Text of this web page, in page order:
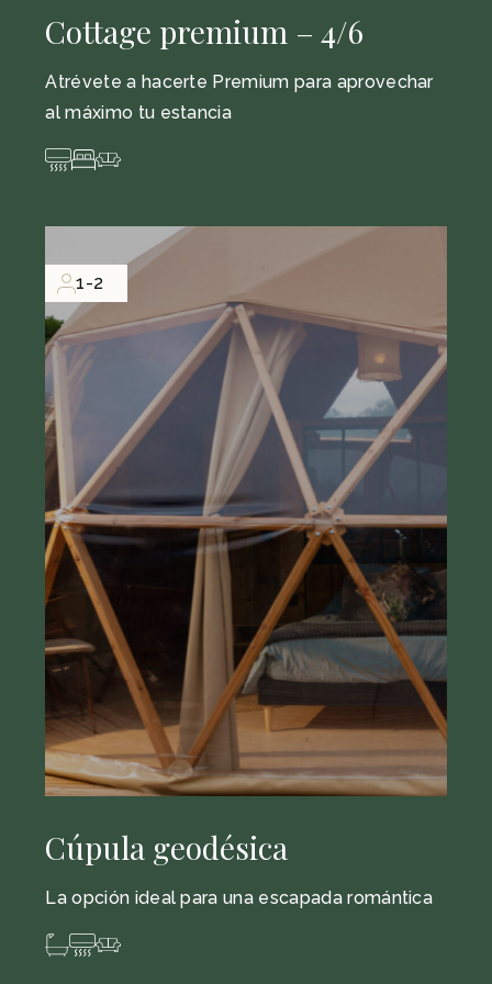
Cottage premium – 4/6
Atrévete a hacerte Premium para aprovechar
al máximo tu estancia
1-2
Cúpula geodésica
La opción ideal para una escapada romántica